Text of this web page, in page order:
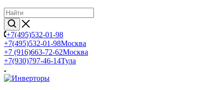
+7(495)532-01-98
+7(495)532-01-98Москва
+7 (916)663-72-62Москва
+7(930)797-46-14Тула